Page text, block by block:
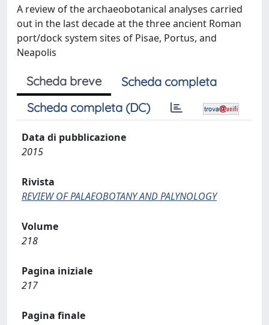
A review of the archaeobotanical analyses carried
out in the last decade at the three ancient Roman
port/dock system sites of Pisae, Portus, and
Neapolis
Scheda breve
Scheda completa
Scheda completa (DC)
Data di pubblicazione
2015
Rivista
REVIEW OF PALAEOBOTANY AND PALYNOLOGY
Volume
218
Pagina iniziale
217
Pagina finale